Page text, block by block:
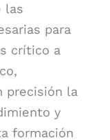
las
para
crítico a
precisión la
y
formación